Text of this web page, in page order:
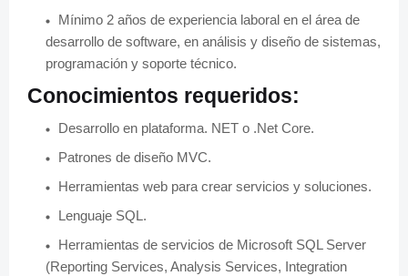
Mínimo 2 años de experiencia laboral en el área de
desarrollo de software, en análisis y diseño de sistemas,
programación y soporte técnico.
Conocimientos requeridos:
Desarrollo en plataforma. NET o .Net Core.
Patrones de diseño MVC.
Herramientas web para crear servicios y soluciones.
Lenguaje SQL.
Herramientas de servicios de Microsoft SQL Server
(Reporting Services, Analysis Services, Integration